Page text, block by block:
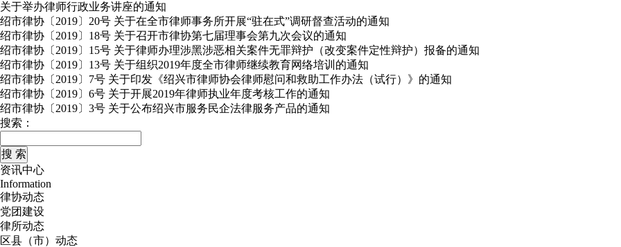
关于举办律师行政业务讲座的通知
绍市律协〔2019〕20号 关于在全市律师事务所开展“驻在式”调研督查活动的通知
绍市律协〔2019〕18号 关于召开市律协第七届理事会第九次会议的通知
绍市律协〔2019〕15号 关于律师办理涉黑涉恶相关案件无罪辩护（改变案件定性辩护）报备的通知
绍市律协〔2019〕13号 关于组织2019年度全市律师继续教育网络培训的通知
绍市律协〔2019〕7号 关于印发《绍兴市律师协会律师慰问和救助工作办法（试行）》的通知
绍市律协〔2019〕6号 关于开展2019年律师执业年度考核工作的通知
绍市律协〔2019〕3号 关于公布绍兴市服务民企法律服务产品的通知
搜索：
资讯中心
Information
律协动态
党团建设
律所动态
区县（市）动态